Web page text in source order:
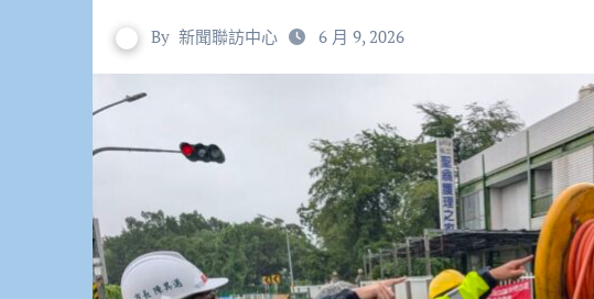
By 新聞聯訪中心 6 月 9, 2026